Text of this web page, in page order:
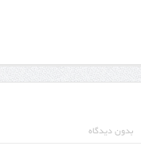
بدون دیدگاه